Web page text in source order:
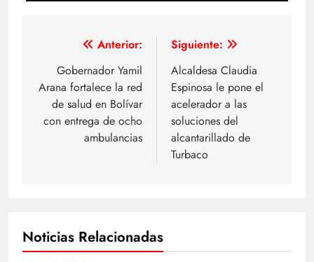
Navegación
entradas
Anterior:
Gobernador Yamil
Arana fortalece la red
de salud en Bolívar
con entrega de ocho
ambulancias
Siguiente:
Alcaldesa Claudia
Espinosa le pone el
acelerador a las
soluciones del
alcantarillado de
Turbaco
Noticias Relacionadas